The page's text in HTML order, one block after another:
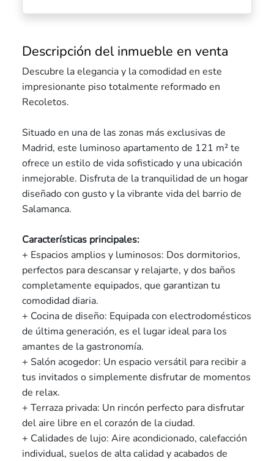
Descripción del inmueble en venta
Descubre la elegancia y la comodidad en este
impresionante piso totalmente reformado en
Recoletos.
Situado en una de las zonas más exclusivas de
Madrid, este luminoso apartamento de 121 m² te
ofrece un estilo de vida sofisticado y una ubicación
inmejorable. Disfruta de la tranquilidad de un hogar
diseñado con gusto y la vibrante vida del barrio de
Salamanca.
Características principales:
+ Espacios amplios y luminosos: Dos dormitorios,
perfectos para descansar y relajarte, y dos baños
completamente equipados, que garantizan tu
comodidad diaria.
+ Cocina de diseño: Equipada con electrodomésticos
de última generación, es el lugar ideal para los
amantes de la gastronomía.
+ Salón acogedor: Un espacio versátil para recibir a
tus invitados o simplemente disfrutar de momentos
de relax.
+ Terraza privada: Un rincón perfecto para disfrutar
del aire libre en el corazón de la ciudad.
+ Calidades de lujo: Aire acondicionado, calefacción
individual, suelos de alta calidad y acabados de